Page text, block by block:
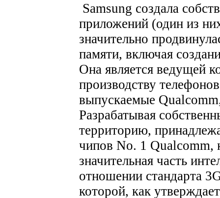
Samsung создала
приложений (один из
значительно
памяти, включая
Она является ведущей
производству
выпускаемые
Разрабатывая
территорию,
чипов No. 1 Qualcomm,
значительная часть
отношении стандарта
которой, как